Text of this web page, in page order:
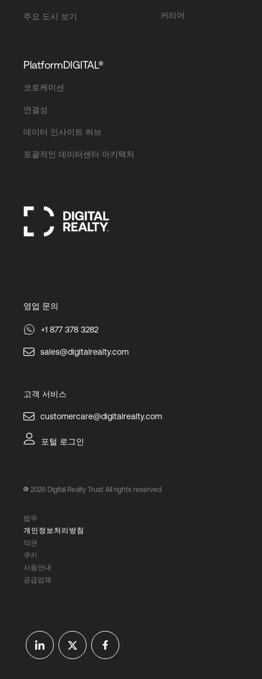
주요 도시 보기 커리어
PlatformDIGITAL®
코로케이션
연결성
데이터 인사이트 허브
포괄적인 데이터센터 아키텍처
영업 문의
+1 877 378 3282
sales@digitalrealty.com
고객 서비스
customercare@digitalrealty.com
포털 로그인
2026 Digital Realty Trust All rights reserved.
법무
개인정보처리방침
약관
쿠키
사용안내
공급업체